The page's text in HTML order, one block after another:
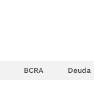
BCRA Deuda